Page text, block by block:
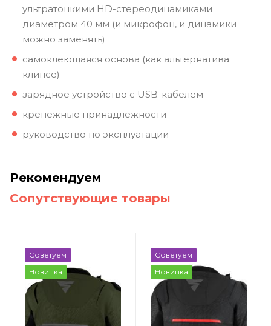
ультратонкими HD-стереодинамиками
диаметром 40 мм (и микрофон, и динамики
можно заменять)
самоклеющаяся основа (как альтернатива
клипсе)
зарядное устройство с USB-кабелем
крепежные принадлежности
руководство по эксплуатации
Рекомендуем
Сопутствующие товары
Советуем
Новинка
Советуем
Новинка